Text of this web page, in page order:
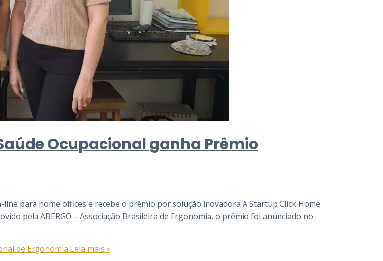
Ocupacional ganha Prêmio
para home offices e recebe o prêmio por solução inovadora A Startup Click Home
pela ABERGO – Associação Brasileira de Ergonomia, o prêmio foi anunciado no
de Ergonomia Leia mais »